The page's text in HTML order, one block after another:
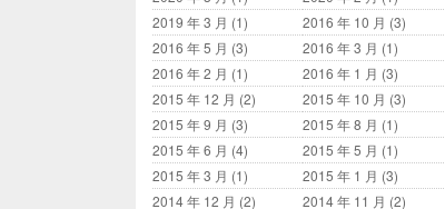
2019 年 3 月 (1) 2016 年 10 月 (3)
2016 年 5 月 (3) 2016 年 3 月 (1)
2016 年 2 月 (1) 2016 年 1 月 (3)
2015 年 12 月 (2) 2015 年 10 月 (3)
2015 年 9 月 (3) 2015 年 8 月 (1)
2015 年 6 月 (4) 2015 年 5 月 (1)
2015 年 3 月 (1) 2015 年 1 月 (3)
2014 年 12 月 (2) 2014 年 11 月 (2)